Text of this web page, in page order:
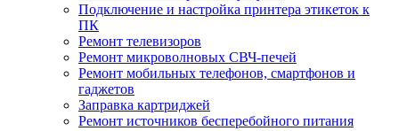
Подключение и настройка принтера этикеток к
ПК
Ремонт телевизоров
Ремонт микроволновых СВЧ-печей
Ремонт мобильных телефонов, смартфонов и
гаджетов
Заправка картриджей
Ремонт источников бесперебойного питания